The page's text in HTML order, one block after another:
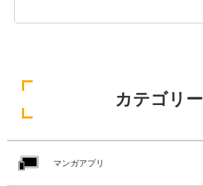
カテゴリー
マンガアプリ